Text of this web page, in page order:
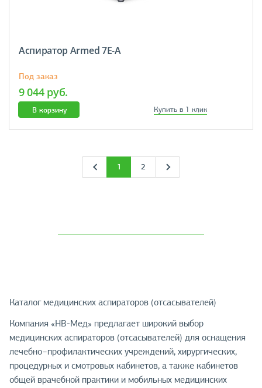
Аспиратор Armed 7E-A
Под заказ
9 044 руб.
В корзину Купить в 1 клик
1 2
Каталог медицинских аспираторов (отсасывателей)
Компания «НВ-Мед» предлагает широкий выбор
медицинских аспираторов (отсасывателей) для оснащения
лечебно−профилактических учреждений, хирургических,
процедурных и смотровых кабинетов, а также кабинетов
общей врачебной практики и мобильных медицинских